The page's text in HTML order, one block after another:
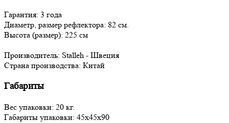
Гарантия: 3 года
Диаметр, размер рефлектора: 82 см.
Высота (размер): 225 см
Производитель: Stalleh - Швеция
Страна производства: Китай
Габариты
Вес упаковки: 20 кг.
Габариты упаковки: 45х45х90